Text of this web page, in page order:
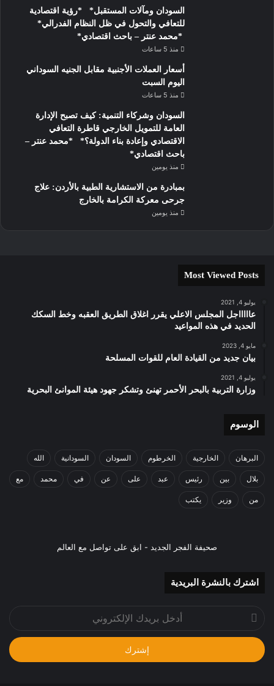
السودان ومآلات المستقبل* *رؤية اقتصادية
للتعافي والتحول في ظل النظام الفدرالي*
*محمد عنتر – باحث اقتصادي*
منذ 5 ساعات
أسعار العملات الأجنبية مقابل الجنيه السوداني
اليوم السبت
منذ 5 ساعات
السودان وشركاء التنمية: كيف تصبح الإدارة
العامة للتمويل الخارجي قاطرة التعافي
الاقتصادي وإعادة بناء الدولة؟* *محمد عنتر –
باحث اقتصادي*
منذ يومين
بمبادرة من الاستشارية الطبية بالأردن: علاج
جرحى معركة الكرامة بالخارج
منذ يومين
Most Viewed Posts
يوليو 4, 2021
عاااااجل المجلس الاعلي يقرر اغلاق الطريق العقبه وخط السكك
الحديد في هذه المواعيد
مايو 4, 2023
بيان جديد من القيادة العام للقوات المسلحة
يوليو 4, 2021
وزارة التربية بالبحر الأحمر تهنئ وتشكر جهود هيئة الموانئ البحرية
الوسوم
البرهان الخارجية الخرطوم السودان السودانية الله
بلال بين رئيس عبد على عن في محمد مع
من وزير يكتب
صحيفة الفجر الجديد - ابق على تواصل مع العالم
اشترك بالنشرة البريدية
بريدك
الإلكتروني